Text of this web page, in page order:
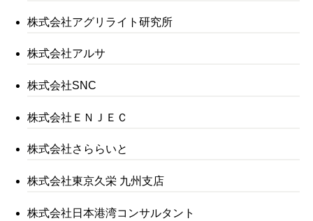
株式会社アグリライト研究所
株式会社アルサ
株式会社SNC
株式会社ＥＮＪＥＣ
株式会社さららいと
株式会社東京久栄 九州支店
株式会社日本港湾コンサルタント